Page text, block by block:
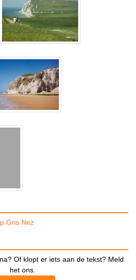
Gris Nez
Of klopt er iets aan de tekst? Meld
het ons.